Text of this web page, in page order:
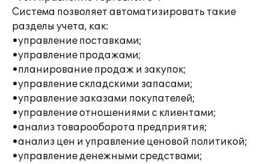
Система позволяет автоматизировать такие
разделы учета, как:
•управление поставками;
•управление продажами;
•планирование продаж и закупок;
•управление складскими запасами;
•управление заказами покупателей;
•управление отношениями с клиентами;
•анализ товарооборота предприятия;
•анализ цен и управление ценовой политикой;
•управление денежными средствами;